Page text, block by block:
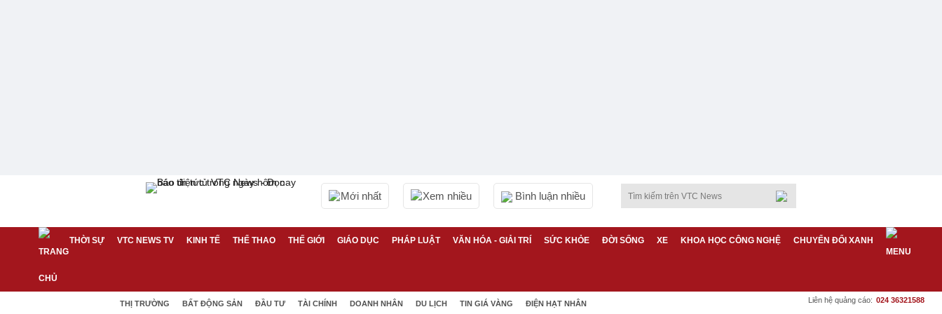
Mới nhất Xem nhiều Bình luận nhiều
THỜI SỰ VTC NEWS TV KINH TẾ THỂ THAO THẾ GIỚI GIÁO DỤC PHÁP LUẬT VĂN HÓA - GIẢI TRÍ SỨC KHỎE ĐỜI SỐNG XE KHOA HỌC CÔNG NGHỆ CHUYỂN ĐỔI XANH
THỊ TRƯỜNG BẤT ĐỘNG SẢN ĐẦU TƯ TÀI CHÍNH DOANH NHÂN DU LỊCH TIN GIÁ VÀNG ĐIỆN HẠT NHÂN Liên hệ quảng cáo: 024 36321588